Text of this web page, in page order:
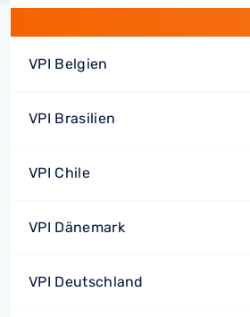
VPI Belgien
VPI Brasilien
VPI Chile
VPI Dänemark
VPI Deutschland